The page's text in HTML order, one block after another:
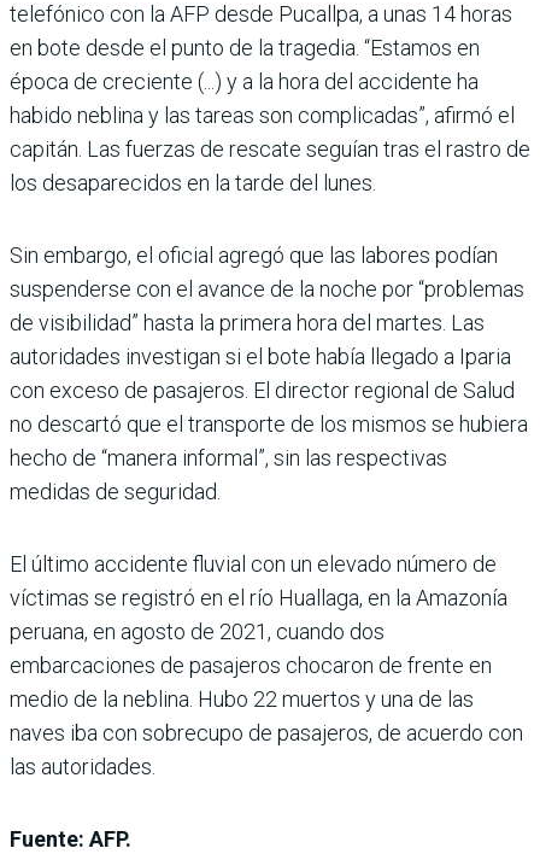
telefónico con la AFP desde Pucallpa, a unas 14 horas
en bote desde el punto de la tragedia. “Estamos en
época de creciente (...) y a la hora del accidente ha
habido neblina y las tareas son complicadas”, afirmó el
capitán. Las fuerzas de rescate seguían tras el rastro de
los desaparecidos en la tarde del lunes.
Sin embargo, el oficial agregó que las labores podían
suspenderse con el avance de la noche por “problemas
de visibilidad” hasta la primera hora del martes. Las
autoridades investigan si el bote había llegado a Iparia
con exceso de pasajeros. El director regional de Salud
no descartó que el transporte de los mismos se hubiera
hecho de “manera informal”, sin las respectivas
medidas de seguridad.
El último accidente fluvial con un elevado número de
víctimas se registró en el río Huallaga, en la Amazonía
peruana, en agosto de 2021, cuando dos
embarcaciones de pasajeros chocaron de frente en
medio de la neblina. Hubo 22 muertos y una de las
naves iba con sobrecupo de pasajeros, de acuerdo con
las autoridades.
Fuente: AFP.